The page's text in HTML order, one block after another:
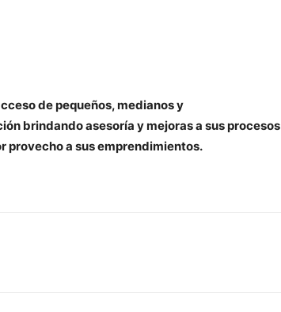
de pequeños, medianos y
brindando asesoría y mejoras a sus procesos
provecho a sus emprendimientos.